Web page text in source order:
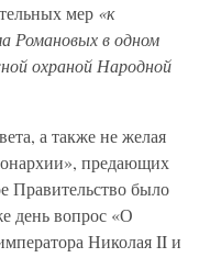
мер «к
Романовых в одном
охраной Народной
а также не желая
предающих
Правительство было
день вопрос «О
Николая II и